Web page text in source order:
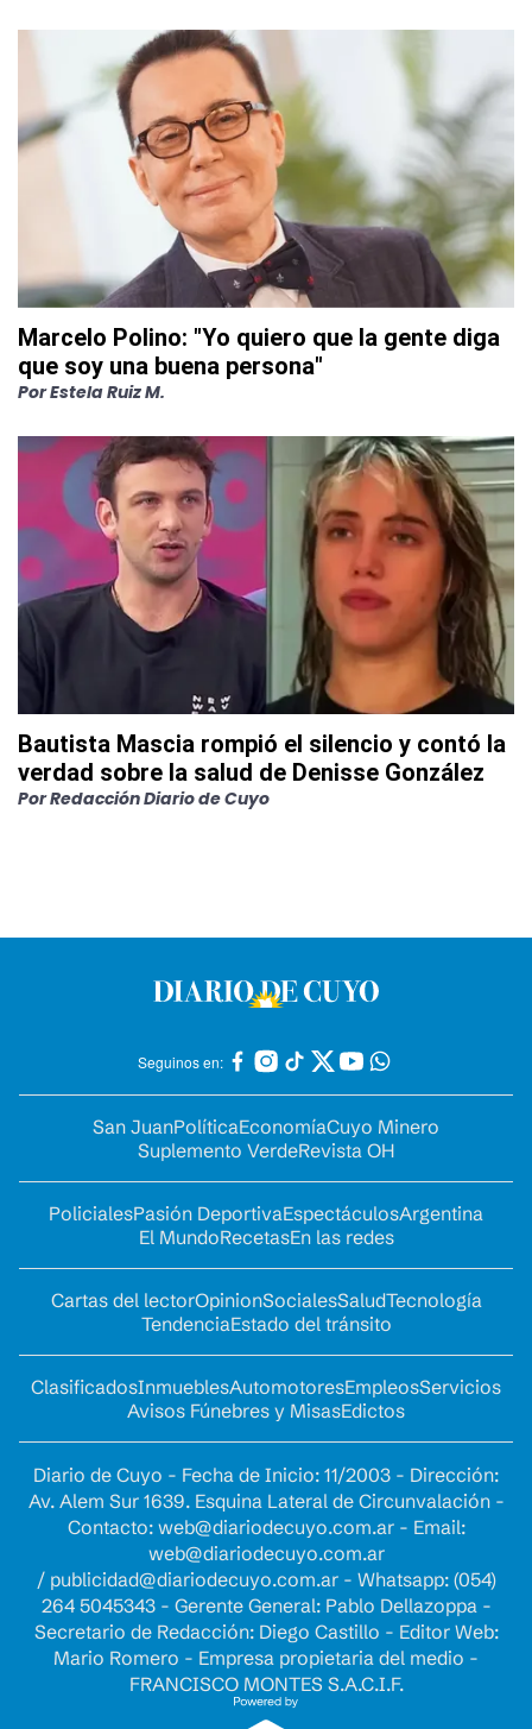
Marcelo Polino: "Yo quiero que la gente diga
que soy una buena persona"
PorEstela Ruiz M.
Bautista Mascia rompió el silencio y contó la
verdad sobre la salud de Denisse González
PorRedacción Diario de Cuyo
Seguinos en:
San JuanPolíticaEconomíaCuyo Minero
Suplemento VerdeRevista OH
PolicialesPasión DeportivaEspectáculosArgentina
El MundoRecetasEn las redes
Cartas del lectorOpinionSocialesSaludTecnología
TendenciaEstado del tránsito
ClasificadosInmueblesAutomotoresEmpleosServicios
Avisos Fúnebres y MisasEdictos
Diario de Cuyo - Fecha de Inicio: 11/2003 - Dirección:
Av. Alem Sur 1639. Esquina Lateral de Circunvalación -
Contacto: web@diariodecuyo.com.ar- Email:
web@diariodecuyo.com.ar
/ publicidad@diariodecuyo.com.ar- Whatsapp: (054)
264 5045343 - Gerente General: Pablo Dellazoppa -
Secretario de Redacción: Diego Castillo - Editor Web:
Mario Romero - Empresa propietaria del medio -
FRANCISCO MONTES S.A.C.I.F.